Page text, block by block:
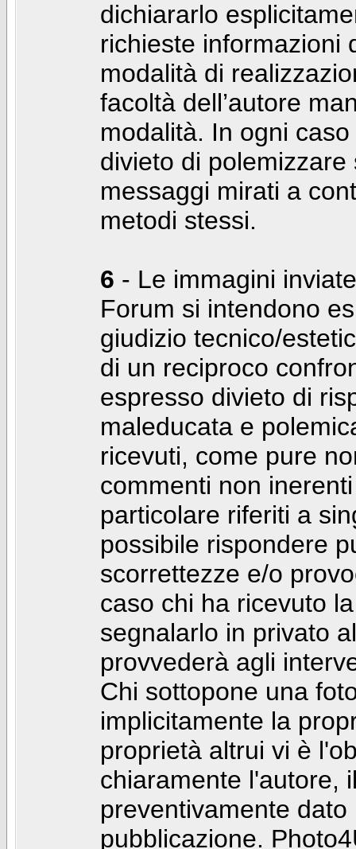
dichiararlo
richieste informazioni
modalità di
facoltà dell’autore
modalità. In ogni
divieto di
messaggi mirati a
metodi stessi.
6 - Le immagini
Forum si intendono
giudizio tecnico/
di un reciproco
espresso divieto di
maleducata e
ricevuti, come pure
commenti non
particolare riferiti a
possibile rispondere
scorrettezze e/o
caso chi ha ricevuto
segnalarlo in privato
provvederà agli
Chi sottopone una
implicitamente la
proprietà altrui vi è
chiaramente l'autore,
preventivamente
pubblicazione.